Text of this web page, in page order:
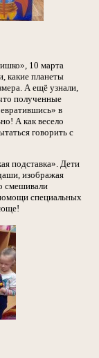
10 марта
какие планеты
А ещё узнали,
полученные
в
А как весело
говорить с
подставка». Дети
изображая
смешивали
специальных